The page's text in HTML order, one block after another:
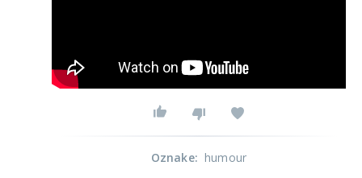
Oznake: humour